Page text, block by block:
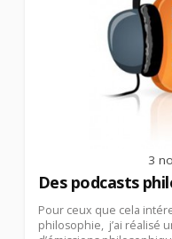
3
Des podcasts
Pour ceux que cela
philosophie, j’ai réalisé